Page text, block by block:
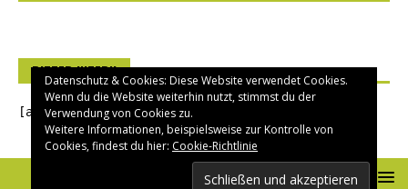
RITTER INTERN
[asverein_login]
Datenschutz & Cookies: Diese Website verwendet Cookies.
Wenn du die Website weiterhin nutzt, stimmst du der
Verwendung von Cookies zu.
Weitere Informationen, beispielsweise zur Kontrolle von
Cookies, findest du hier: Cookie-Richtlinie